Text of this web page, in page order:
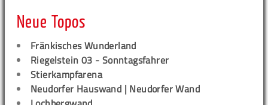
Neue Topos
Fränkisches Wunderland
Riegelstein 03 - Sonntagsfahrer
Stierkampfarena
Neudorfer Hauswand | Neudorfer Wand